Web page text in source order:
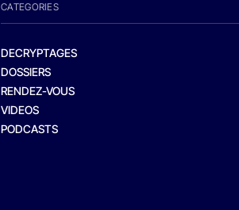
CATEGORIES
DECRYPTAGES
DOSSIERS
RENDEZ-VOUS
VIDEOS
PODCASTS